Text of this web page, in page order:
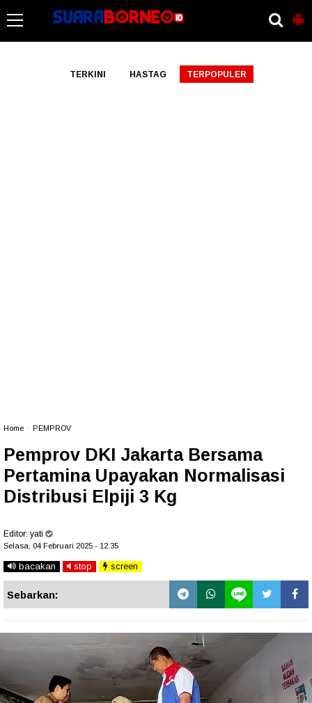
TERKINI HASTAG TERPOPULER
Home PEMPROV
Pemprov DKI Jakarta Bersama
Pertamina Upayakan Normalisasi
Distribusi Elpiji 3 Kg
Editor: yati
Selasa, 04 Februari 2025 - 12.35
bacakan stop screen
Sebarkan: